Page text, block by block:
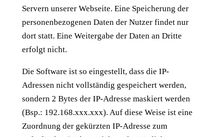
Servern unserer Webseite. Eine Speicherung der
personenbezogenen Daten der Nutzer findet nur
dort statt. Eine Weitergabe der Daten an Dritte
erfolgt nicht.
Die Software ist so eingestellt, dass die IP-
Adressen nicht vollständig gespeichert werden,
sondern 2 Bytes der IP-Adresse maskiert werden
(Bsp.: 192.168.xxx.xxx). Auf diese Weise ist eine
Zuordnung der gekürzten IP-Adresse zum